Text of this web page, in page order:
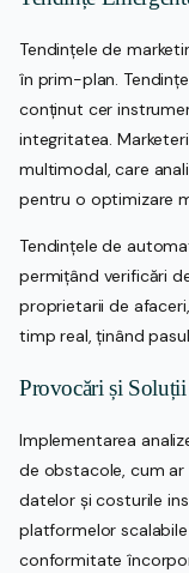
Tendințele de
în prim-plan.
conținut cer
integritatea.
multimodal, care
pentru o optimizare
Tendințele de
permițând verificări
proprietarii de
timp real, ținând
Provocări și
Implementarea
de obstacole, cum
datelor și costurile
platformelor
conformitate